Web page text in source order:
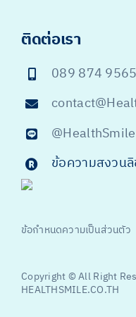
ติดต่อเรา
089 874 9565
@HealthSmile
ข้อความสงวน
ข้อกำหนดความเป็นส่วนตัว
Copyright © All Right
HEALTHSMILE.CO.TH